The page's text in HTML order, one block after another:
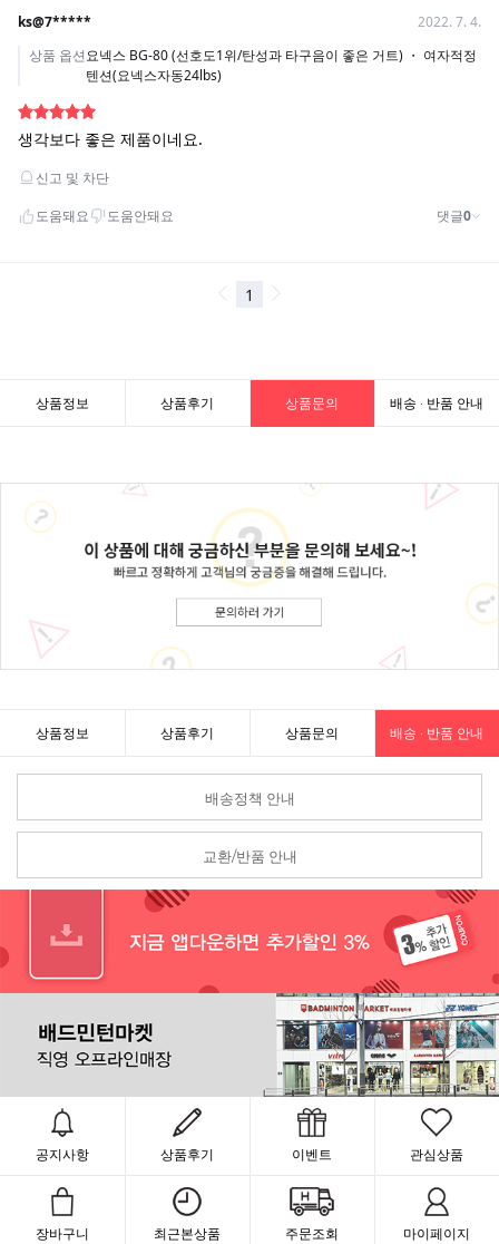
상품정보 상품후기 상품문의 배송 · 반품 안내
상품정보 상품후기 상품문의 배송 · 반품 안내
배송정책 안내
교환/반품 안내
공지사항 상품후기 이벤트 관심상품
장바구니 최근본상품 주문조회 마이페이지